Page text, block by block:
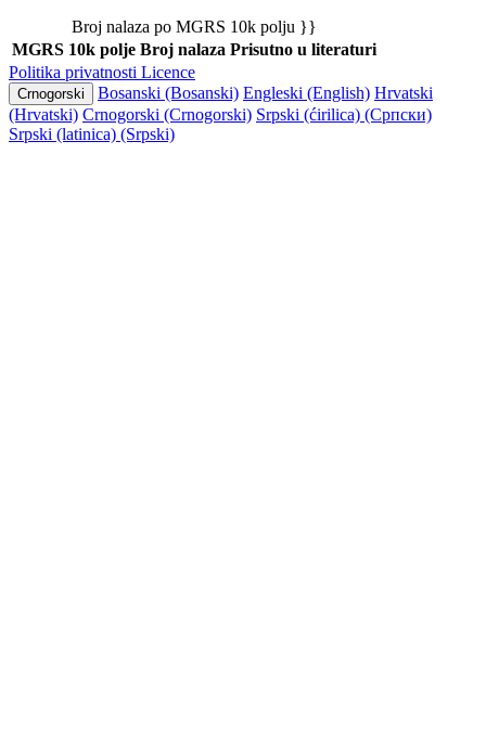
Broj nalaza po MGRS 10k polju }}
MGRS 10k polje Broj nalaza Prisutno u literaturi
Politika privatnosti Licence
Crnogorski Bosanski (Bosanski) Engleski (English) Hrvatski
(Hrvatski) Crnogorski (Crnogorski) Srpski (ćirilica) (Српски)
Srpski (latinica) (Srpski)